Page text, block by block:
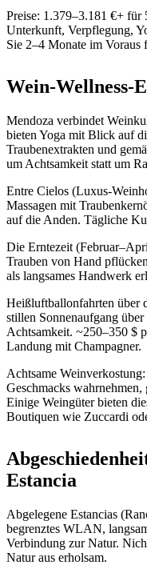
Preise: 1.379–3.181 €+ für
Unterkunft, Verpflegung,
Sie 2–4 Monate im Voraus
Wein-Wellness-
Mendoza verbindet
bieten Yoga mit Blick auf
Traubenextrakten und
um Achtsamkeit statt um
Entre Cielos (Luxus-
Massagen mit
auf die Anden. Tägliche
Die Erntezeit
Trauben von Hand
als langsames Handwerk
Heißluftballonfahrten über
stillen Sonnenaufgang
Achtsamkeit. ~250–350 $
Landung mit Champagner.
Achtsame
Geschmacks
Einige Weingüter bieten
Boutiquen wie Zuccardi
Estancia
Abgelegene Estancias
begrenztes WLAN,
Verbindung zur Natur.
Natur aus erholsam.